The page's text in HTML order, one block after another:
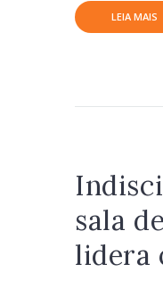
LEIA MAIS
sala
lidera